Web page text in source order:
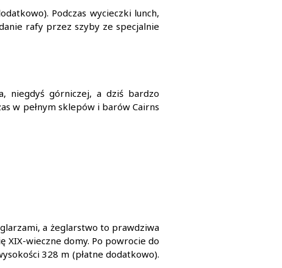
Podczas wycieczki lunch,
rafy przez szyby ze specjalnie
niegdyś górniczej, a dziś bardzo
w pełnym sklepów i barów Cairns
a żeglarstwo to prawdziwa
XIX-wieczne domy. Po powrocie do
328 m (płatne dodatkowo).